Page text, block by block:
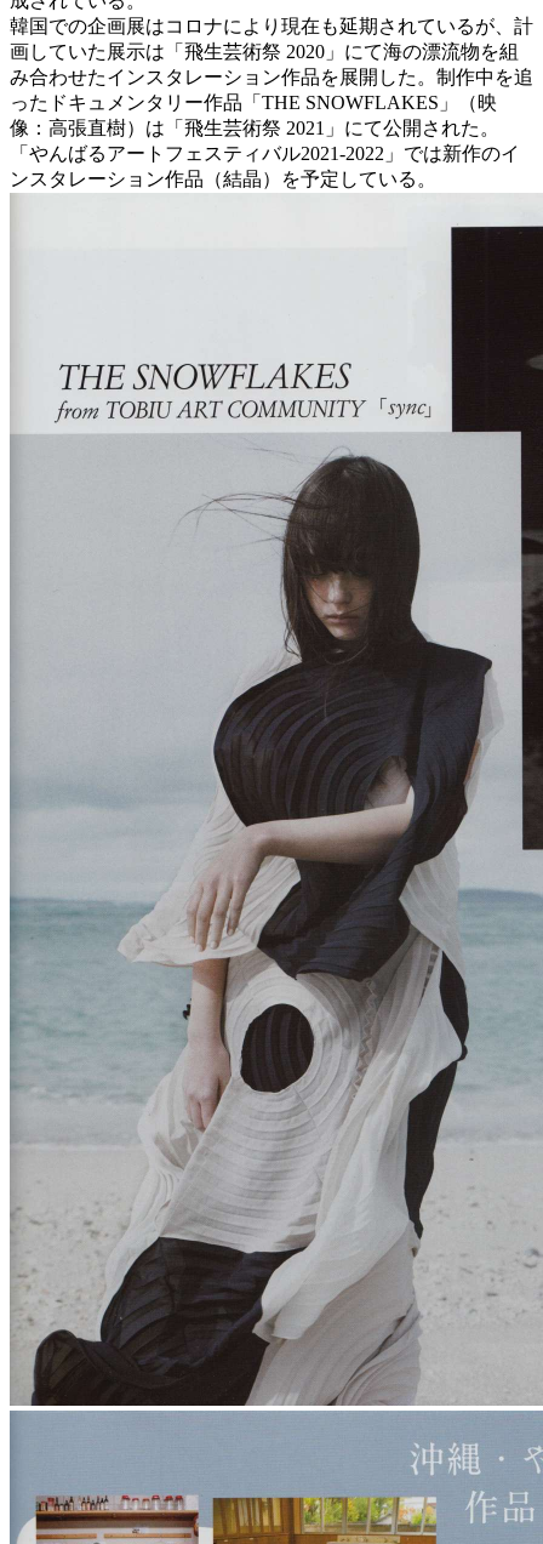
韓国での企画展はコロナにより現在も延期されているが、計
画していた展示は「飛生芸術祭 2020」にて海の漂流物を組
み合わせたインスタレーション作品を展開した。制作中を追
ったドキュメンタリー作品「THE SNOWFLAKES」（映
像：高張直樹）は「飛生芸術祭 2021」にて公開された。
「やんばるアートフェスティバル2021-2022」では新作のイ
ンスタレーション作品（結晶）を予定している。